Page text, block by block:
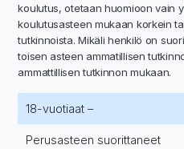
koulutus, otetaan huomioon vain
koulutusasteen mukaan korkein
tutkinnoista. Mikäli henkilö on
toisen asteen ammatillisen
ammattillisen tutkinnon mukaan.
18-vuotiaat –
Perusasteen suorittaneet